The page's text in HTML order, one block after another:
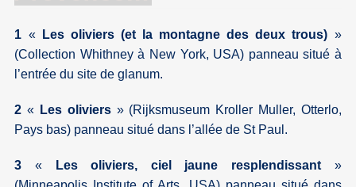
1 « Les oliviers (et la montagne des deux trous) »
(Collection Whithney à New York, USA) panneau situé à
l’entrée du site de glanum.
2 « Les oliviers» (Rijksmuseum Kroller Muller, Otterlo,
Pays bas) panneau situé dans l’allée de St Paul.
3 « Les oliviers, ciel jaune resplendissant»